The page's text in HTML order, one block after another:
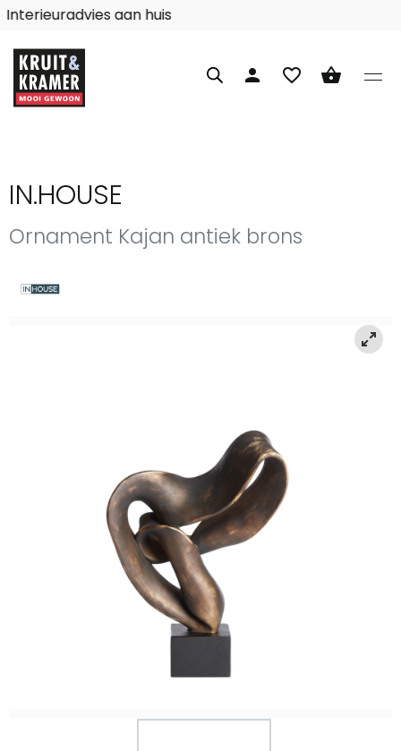
Interieuradvies aan huis
person favorite_border shopping_basket
IN.HOUSE
Ornament Kajan antiek brons